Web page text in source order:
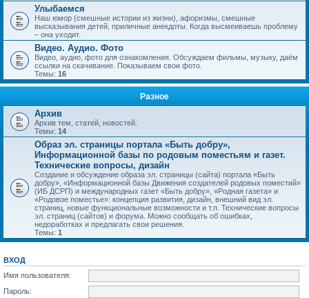
Улыбаемся
Наш юмор (смешные истории из жизни), афоризмы, смешные
высказывания детей, приличные анекдоты. Когда высмеиваешь проблему
– она уходит.
Видео. Аудио. Фото
Видео, аудио, фото для ознакомления. Обсуждаем фильмы, музыку, даём
ссылки на скачивание. Показываем свои фото.
Темы: 16
Разное
Архив
Архив тем, статей, новостей.
Темы: 14
Образ эл. страницы портала «Быть добру»,
Информационной базы по родовым поместьям и газет.
Технические вопросы, дизайн
Создание и обсуждение образа эл. страницы (сайта) портала «Быть
добру», «Информационной базы Движения создателей родовых поместий»
(ИБ ДСРП) и международных газет «Быть добру», «Родная газета» и
«Родовое поместье»: концепция развития, дизайн, внешний вид эл.
страниц, новые функциональные возможности и т.п. Технические вопросы
эл. страниц (сайтов) и форума. Можно сообщать об ошибках,
недоработках и предлагать свои решения.
Темы: 1
ВХОД
Имя пользователя:
Пароль: